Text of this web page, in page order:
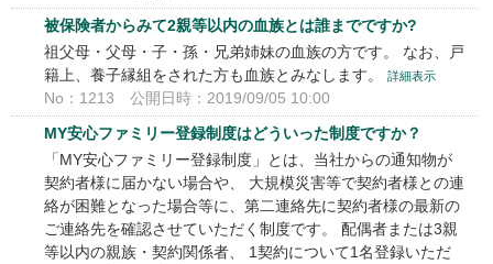
被保険者からみて2親等以内の血族とは誰までですか?
祖父母・父母・子・孫・兄弟姉妹の血族の方です。 なお、戸
籍上、養子縁組をされた方も血族とみなします。
詳細表示
No：1213
公開日時：2019/09/05 10:00
MY安心ファミリー登録制度はどういった制度ですか？
「MY安心ファミリー登録制度」とは、当社からの通知物が
契約者様に届かない場合や、 大規模災害等で契約者様との連
絡が困難となった場合等に、第二連絡先に契約者様の最新の
ご連絡先を確認させていただく制度です。 配偶者または3親
等以内の親族・契約関係者、 1契約について1名登録いただ